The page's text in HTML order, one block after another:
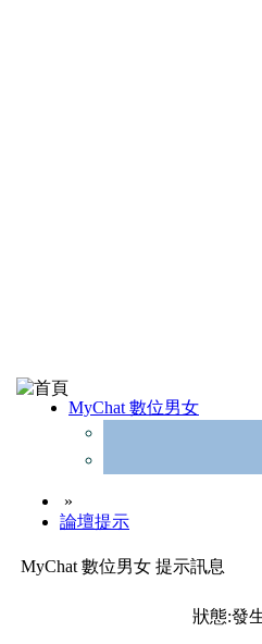
MyChat 數位男女
»
論壇提示
MyChat 數位男女 提示訊息
狀態:發